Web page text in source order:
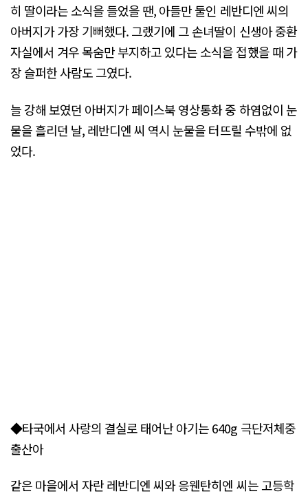
히 딸이라는 소식을 들었을 땐, 아들만 둘인 레반디엔 씨의
아버지가 가장 기뻐했다. 그랬기에 그 손녀딸이 신생아 중환
자실에서 겨우 목숨만 부지하고 있다는 소식을 접했을 때 가
장 슬퍼한 사람도 그였다.
늘 강해 보였던 아버지가 페이스북 영상통화 중 하염없이 눈
물을 흘리던 날, 레반디엔 씨 역시 눈물을 터뜨릴 수밖에 없
었다.
◆타국에서 사랑의 결실로 태어난 아기는 640g 극단저체중
출산아
같은 마을에서 자란 레반디엔 씨와 응웬탄히엔 씨는 고등학